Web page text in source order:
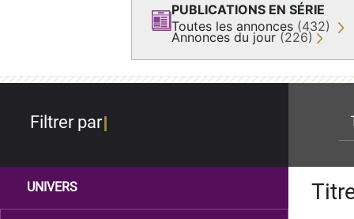
PUBLICATIONS EN SÉRIE
Toutes les annonces (432)
Annonces du jour (226)
Filtrer par
UNIVERS